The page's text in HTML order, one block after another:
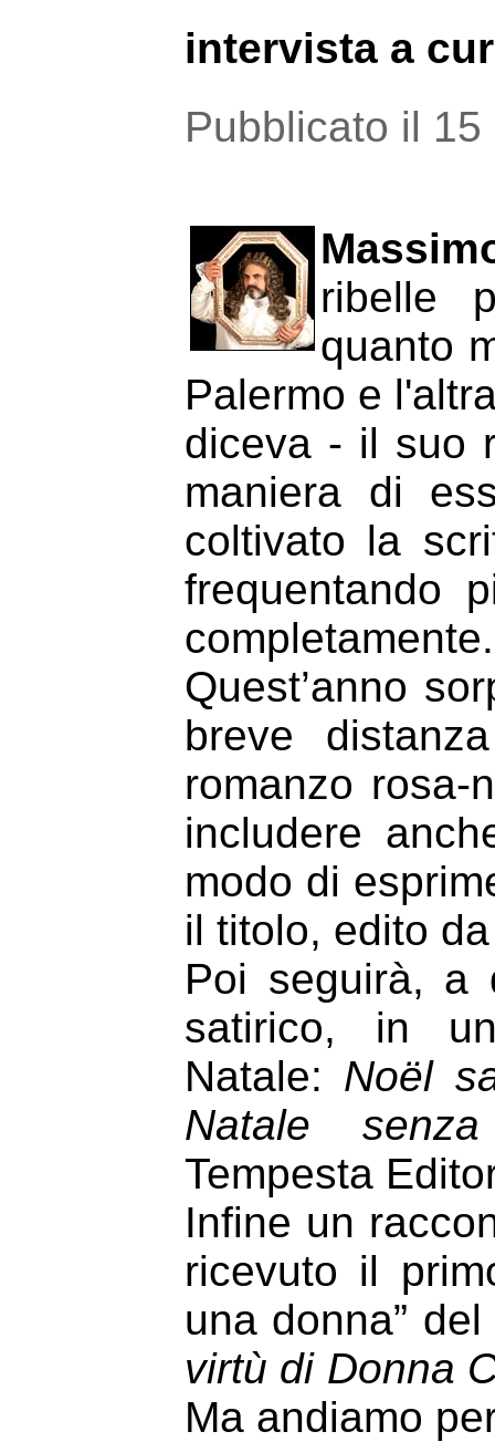
intervista a
Pubblicato il
ribelle
quanto
Palermo e
diceva - il suo
maniera di
coltivato la
frequentando
completamente.
Quest’anno
breve
romanzo rosa-
includere
modo di
il titolo, edito
Poi seguirà, a
satirico, in
Natale: Noël
Natale
Tempesta
Infine un
ricevuto il
una donna”
virtù di Donna
Ma andiamo